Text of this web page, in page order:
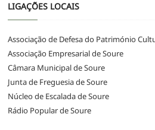
LIGAÇÕES LOCAIS
Associação de Defesa do Património
Associação Empresarial de Soure
Câmara Municipal de Soure
Junta de Freguesia de Soure
Núcleo de Escalada de Soure
Rádio Popular de Soure